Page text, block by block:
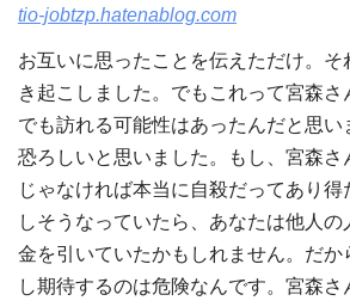
tio-jobtzp.hatenablog.com
お互いに思ったことを伝えただけ。そ
き起こしました。でもこれって宮森
でも訪れる可能性はあったんだと思
恐ろしいと思いました。もし、宮森さ
じゃなければ本当に自殺だってあり得
しそうなっていたら、あなたは他人の
金を引いていたかもしれません。だか
し期待するのは危険なんです。宮森